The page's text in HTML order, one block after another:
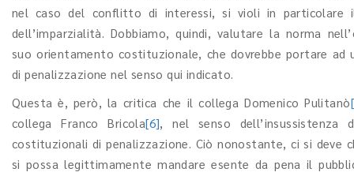
nel caso del conflitto di interessi, si violi in particolare
dell’imparzialità. Dobbiamo, quindi, valutare la norma
suo orientamento costituzionale, che dovrebbe portare ad
di penalizzazione nel senso qui indicato.
Questa è, però, la critica che il collega Domenico Pulitanò
collega Franco Bricola[6], nel senso dell’insussistenza
costituzionali di penalizzazione. Ciò nonostante, ci si deve
si possa legittimamente mandare esente da pena il